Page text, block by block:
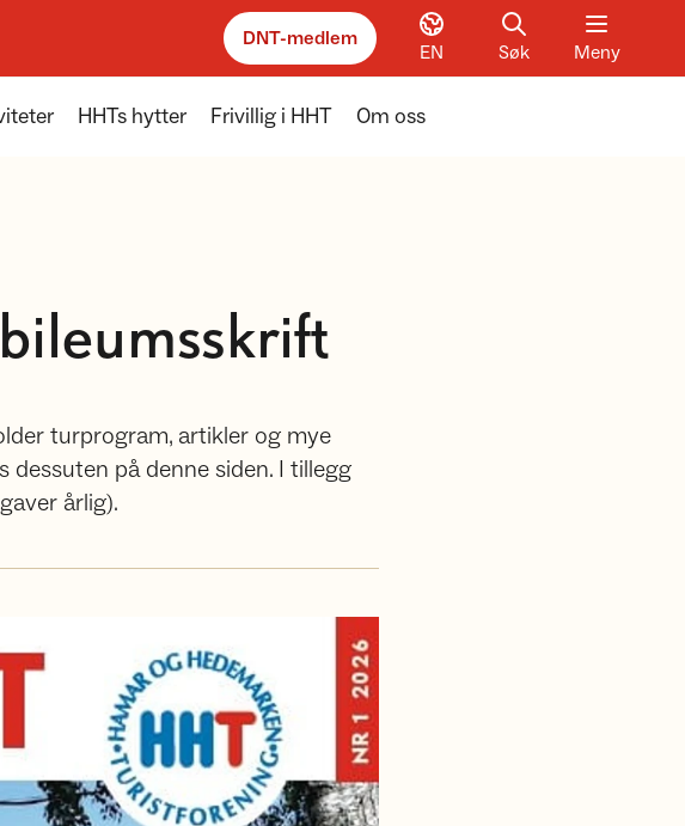
DNT-medlem
EN Søk Meny
HHTs hytter Frivillig i HHT Om oss
turprogram, artikler og mye
dessuten på denne siden. I tillegg
årlig).